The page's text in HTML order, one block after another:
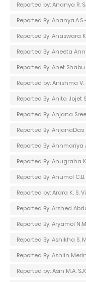
Reported by: Ananya R.
Reported By: Ananya.A.S
Reported By: Anaswara
Reported By: Aneeta
Reported By: Anet Shabu
Reported by: Anishma V.
Reported By: Anita Jojet
Reported By: Anjana
Reported By: AnjanaDas
Reported By: Annmariya
Reported By: Anugraha
Reported By: Anumol
Reported by: Ardra K. S.
Reported By: Arshed
Reported By: Aryamol
Reported By: Ashikha S.
Reported By: Ashlin
Reported by: Asin M.A.